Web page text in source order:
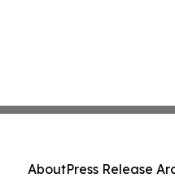
AboutPress Release